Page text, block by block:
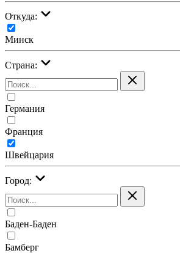
Откуда:
Минск
Страна:
Германия
Франция
Швейцария
Город:
Баден-Баден
Бамберг